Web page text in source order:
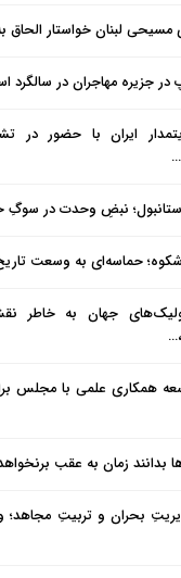
سفر به
زمانی به شهر
مختلف آن
که در فصل بهار و
مدت علاوه بر آنکه
سفر نیز
آن‌قدر نیست که شما را
هواپیما
را پیدا کنیم؟
هنگام خرید بلیط
مسیحی لبنان خواستار الحاق
جزیره مهاجران در سالگرد
ایران با حضور در
استانبول؛ نبضِ وحدت در
حماسه‌ای به وسعت
جهان به خاطر
همکاری علمی با مجلس
بدانند زمان به عقب
بحران و تربیتِ مجاهد؛